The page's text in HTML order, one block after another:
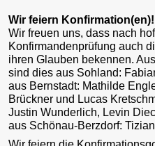
Wir feiern Konfirmation(en)!
Wir freuen uns, dass nach
Konfirmandenprüfung auch
ihren Glauben bekennen.
sind dies aus Sohland:
aus Bernstadt: Mathilde
Brückner und Lucas
Justin Wunderlich, Levin
aus Schönau-Berzdorf: